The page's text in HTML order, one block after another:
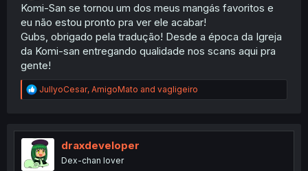
Komi-San se tornou um dos meus mangás favoritos e
eu não estou pronto pra ver ele acabar!
Gubs, obrigado pela tradução! Desde a época da Igreja
da Komi-san entregando qualidade nos scans aqui pra
gente!
R
e
t
i
o
n
JullyoCesar, AmigoMato and vagligeiro
draxdeveloper
Dex-chan lover